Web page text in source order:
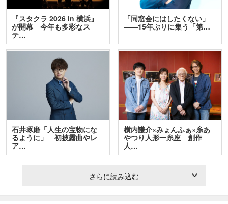
『スタクラ 2026 in 横浜』
が開幕 今年も多彩なス
テ…
「同窓会にはしたくない」
――15年ぶりに集う「第…
石井琢磨「人生の宝物にな
るように」 初披露曲やレ
ア…
横内謙介×みょんふぁ×糸あ
やつり人形一糸座 創作
人…
さらに読み込む